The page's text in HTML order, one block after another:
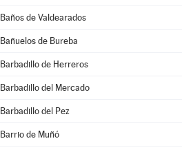
Baños de Valdearados
Bañuelos de Bureba
Barbadillo de Herreros
Barbadillo del Mercado
Barbadillo del Pez
Barrio de Muñó